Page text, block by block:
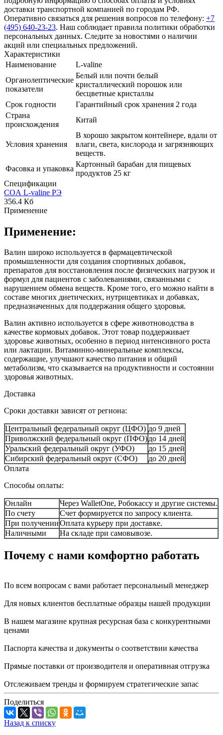
доставки транспортной компанией по городам РФ.
Оперативно связаться для решения вопросов по телефону: +7
(495) 640-23-23. Наш соблюдает правила политики обработки
персональных данных. Следите за новостями о наличии
акций или специальных предложений.
Характеристики
Наименование
L-valine
Органолептические
показатели
Белый или почти белый
кристаллический порошок или
бесцветные кристаллы
Срок годности
Гарантийный срок хранения 2 года
Страна
происхождения
Китай
Условия хранения
В хорошо закрытом контейнере, вдали от
влаги, света, кислорода и загрязняющих
веществ.
Фасовка и упаковка
Картонный барабан для пищевых
продуктов 25 кг
Спецификации
COA L-valine РЭ
356.4 Кб
Применение
Применение:
Валин широко используется в фармацевтической
промышленности для создания спортивных добавок,
препаратов для восстановления после физических нагрузок и
формул для пациентов с заболеваниями, связанными с
нарушением обмена веществ. Кроме того, его можно найти в
составе многих диетических, нутрицевтиках и добавках,
предназначенных для поддержания общего здоровья.
Валин активно используется в сфере животноводства в
качестве кормовых добавок. Этот товар поддерживает
здоровье животных, особенно в период интенсивного роста
или лактации. Витаминно-минеральные комплексы,
содержащие, улучшают качество питания и общий
метаболизм, что сказывается на продуктивности и состоянии
здоровья животных.
Доставка
Сроки доставки зависят от региона:
Центральный федеральный округ (ЦФО) до 9 дней
Приволжский федеральный округ (ПФО)до 14 дней
Уральский федеральный округ (УФО)
до 15 дней
Сибирский федеральный округ (СФО)
до 20 дней
Оплата
Способы оплаты:
Онлайн
Через WalletOne, Робокассу и другие системы.
По счету
Счет формируется по запросу клиента.
При полученииОплата курьеру при доставке.
Наличными
На складе при самовывозе.
Почему с нами комфортно работать
По всем вопросам с вами работает персональный менеджер
Для новых клиентов бесплатные образцы нашей продукции
В нашем магазине крупная ресурсная база с конкурентными
ценами
Паспорта качества и документы о соответствии качества
Прямые поставки от производителя и оперативная отгрузка
Отслеживаем тренды и формируем стратегические запас
Поделиться
Назад к списку